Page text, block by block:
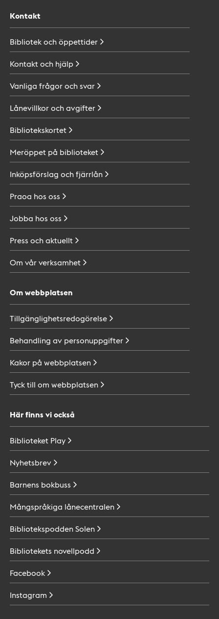
Kontakt
Bibliotek ochöppettider
Kontakt och hjälp
Vanliga frågor ochsvar
Lånevillkor ochavgifter
Bibliotekskortet
Meröppet på biblioteket
Inköpsförslag ochfjärrlån
Praoa hos oss
Jobba hos oss
Press ochaktuellt
Om vårverksamhet
Om webbplatsen
Tillgänglighetsredogörelse
Behandling av personuppgifter
Kakor på webbplatsen
Tyck till om webbplatsen
Här finns vi också
Biblioteket Play
Nyhetsbrev
Barnens bokbuss
Mångspråkiga lånecentralen
BibliotekspoddenSolen
Bibliotekets novellpodd
Facebook
Instagram